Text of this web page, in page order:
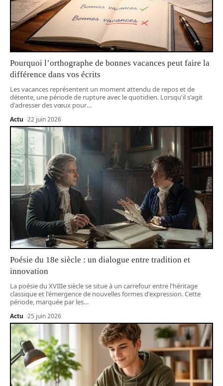
Pourquoi l’orthographe de bonnes vacances peut faire la
différence dans vos écrits
Les vacances représentent un moment attendu de repos et de
détente, une période de rupture avec le quotidien. Lorsqu'il s'agit
d'adresser des vœux pour…
Actu 22 juin 2026
Poésie du 18e siècle : un dialogue entre tradition et
innovation
La poésie du XVIIIe siècle se situe à un carrefour entre l'héritage
classique et l'émergence de nouvelles formes d'expression. Cette
période, marquée par les…
Actu 25 juin 2026